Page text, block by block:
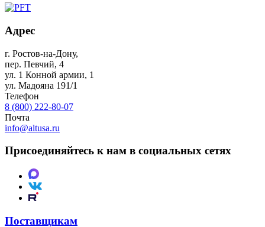
Адрес
г. Ростов-на-Дону,
пер. Певчий, 4
ул. 1 Конной армии, 1
ул. Мадояна 191/1
Телефон
8 (800) 222-80-07
Почта
info@altusa.ru
Присоединяйтесь к нам в социальных сетях
Поставщикам